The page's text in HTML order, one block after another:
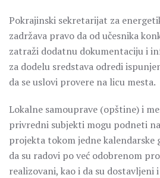
Pokrajinski sekretarijat za
zadržava pravo da od učesnika
zatraži dodatnu dokumentaciju i
za dodelu sredstava odredi
da se uslovi provere na licu mesta.
Lokalne samouprave (opštine) i
privredni subjekti mogu podneti
projekta tokom jedne kalendarske
da su radovi po već odobrenom
realizovani, kao i da su dostavljeni